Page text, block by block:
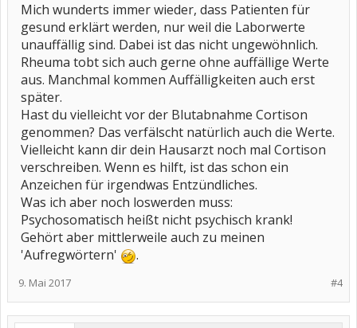
Mich wunderts immer wieder, dass Patienten für
gesund erklärt werden, nur weil die Laborwerte
unauffällig sind. Dabei ist das nicht ungewöhnlich.
Rheuma tobt sich auch gerne ohne auffällige Werte
aus. Manchmal kommen Auffälligkeiten auch erst
später.
Hast du vielleicht vor der Blutabnahme Cortison
genommen? Das verfälscht natürlich auch die Werte.
Vielleicht kann dir dein Hausarzt noch mal Cortison
verschreiben. Wenn es hilft, ist das schon ein
Anzeichen für irgendwas Entzündliches.
Was ich aber noch loswerden muss:
Psychosomatisch heißt nicht psychisch krank!
Gehört aber mittlerweile auch zu meinen
'Aufregwörtern'
.
#4
9. Mai 2017